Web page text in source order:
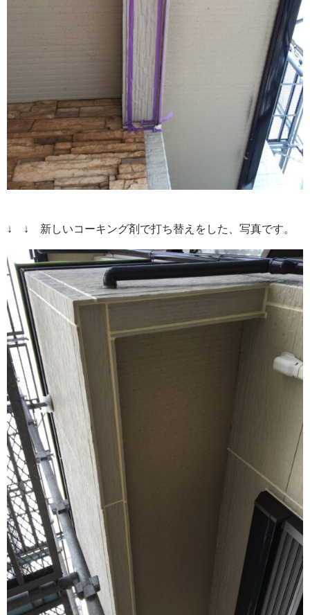
↓ ↓ 新しいコーキング剤で打ち替えをした、写真です。